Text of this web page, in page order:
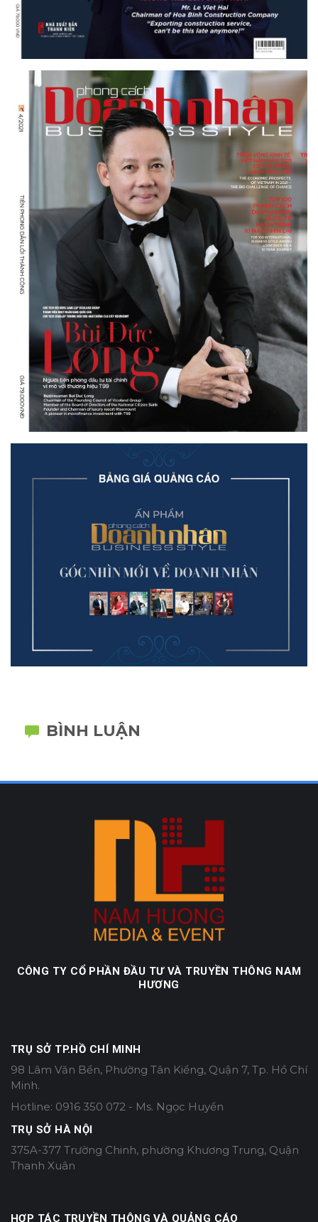
BÌNH LUẬN
CÔNG TY CỔ PHẦN ĐẦU TƯ VÀ TRUYỀN THÔNG NAM
HƯƠNG
TRỤ SỞ TP.HỒ CHÍ MINH
98 Lâm Văn Bền, Phường Tân Kiểng, Quận 7, Tp. Hồ Chí
Minh.
Hotline: 0916 350 072 - Ms. Ngọc Huyền
TRỤ SỞ HÀ NỘI
375A-377 Trường Chinh, phường Khương Trung, Quận
Thanh Xuân
HỢP TÁC TRUYỀN THÔNG VÀ QUẢNG CÁO